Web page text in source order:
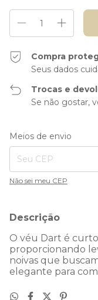
Compra
Seus dados
Trocas e
Se não gostar,
Entregas para o CEP:
Meios de envio
Não sei meu CEP
Descrição
O véu Dart é
proporcionando
noivas que
elegante para